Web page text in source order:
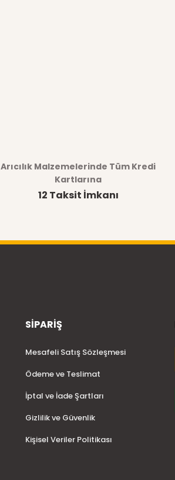
Arıcılık Malzemelerinde Tüm Kredi
Kartlarına
12 Taksit İmkanı
SİPARİŞ
Mesafeli Satış Sözleşmesi
Ödeme ve Teslimat
İptal ve İade Şartları
Gizlilik ve Güvenlik
Kişisel Veriler Politikası